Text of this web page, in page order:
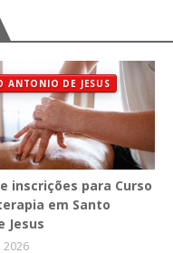
ANTONIO DE JESUS
inscrições para Curso
em Santo
Jesus
2026